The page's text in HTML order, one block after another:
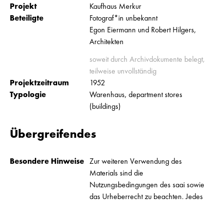
Projekt
Kaufhaus Merkur
Beteiligte
Fotograf*in unbekannt
Egon Eiermann und Robert Hilgers,
Architekten
soweit durch Archivdokumente belegt,
teilweise unvollständig
Projektzeitraum
1952
Typologie
Warenhaus, department stores
(buildings)
Übergreifendes
Besondere Hinweise Zur weiteren Verwendung des
Materials sind die
Nutzungsbedingungen des saai sowie
das Urheberrecht zu beachten. Jedes